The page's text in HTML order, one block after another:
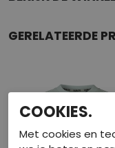
GERELATEERDE
COOKIES.
Met cookies en